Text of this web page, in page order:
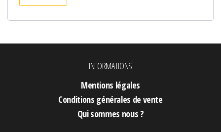
INFORMATIONS
Mentions légales
Conditions générales de vente
Qui sommes nous ?